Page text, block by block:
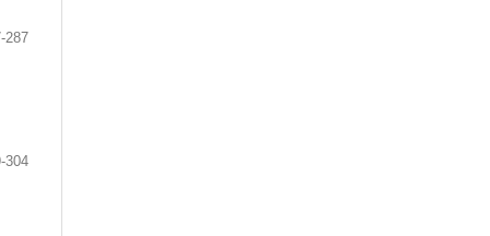
287
304